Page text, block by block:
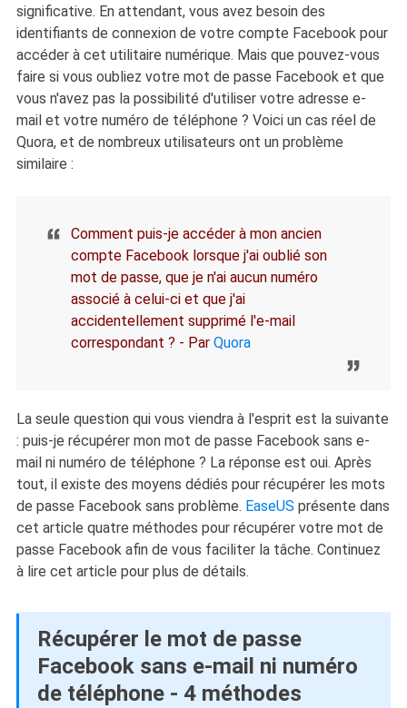
significative. En attendant, vous avez besoin des
identifiants de connexion de votre compte Facebook pour
accéder à cet utilitaire numérique. Mais que pouvez-vous
faire si vous oubliez votre mot de passe Facebook et que
vous n'avez pas la possibilité d'utiliser votre adresse e-
mail et votre numéro de téléphone ? Voici un cas réel de
Quora, et de nombreux utilisateurs ont un problème
similaire :
Comment puis-je accéder à mon ancien
compte Facebook lorsque j'ai oublié son
mot de passe, que je n'ai aucun numéro
associé à celui-ci et que j'ai
accidentellement supprimé l'e-mail
correspondant ? - Par Quora
La seule question qui vous viendra à l'esprit est la suivante
: puis-je récupérer mon mot de passe Facebook sans e-
mail ni numéro de téléphone ? La réponse est oui. Après
tout, il existe des moyens dédiés pour récupérer les mots
de passe Facebook sans problème. EaseUS présente dans
cet article quatre méthodes pour récupérer votre mot de
passe Facebook afin de vous faciliter la tâche. Continuez
à lire cet article pour plus de détails.
Récupérer le mot de passe
Facebook sans e-mail ni numéro
de téléphone - 4 méthodes